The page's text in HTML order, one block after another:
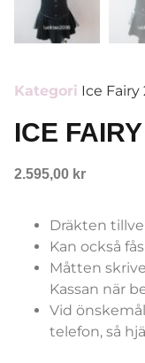
Kategori Ice Fairy
ICE
2.595,00 kr
Dräkten
Kan också
Måtten
Kassan när
Vid
telefon, så